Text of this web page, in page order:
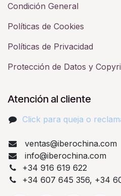
Condición General
Políticas de Cookies
Políticas de Privacidad
Protección de Datos y
Atención al cliente
Click para queja o
ventas@iberochina.com
info@iberochina.com
+34 916 619 622
+34 607 645 356, +34